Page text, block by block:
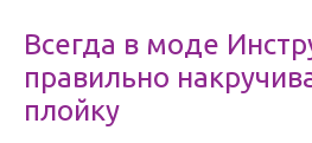
Всегда в моде
правильно
плойку